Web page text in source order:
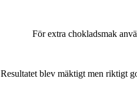
För extra chokladsmak
Resultatet blev mäktigt men riktigt